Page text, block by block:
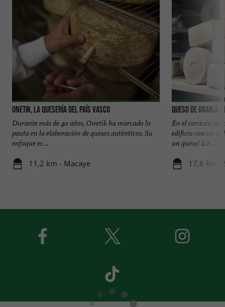
ONETIK, la quesería del País Vasco
Durante más de 40 años, Onetik ha marcado la
pauta en la elaboración de quesos auténticos. Su
enfoque es ...
11,2 km - Macaye
Queso de Granja
En el corazón de
edificio con un
un queso! La ...
17,6 km -